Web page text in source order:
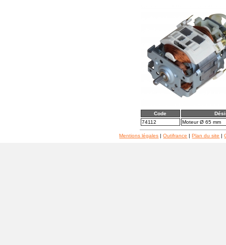
Code
74112
Moteur Ø 65 mm
Mentions légales |Outifrance |Plan du site |